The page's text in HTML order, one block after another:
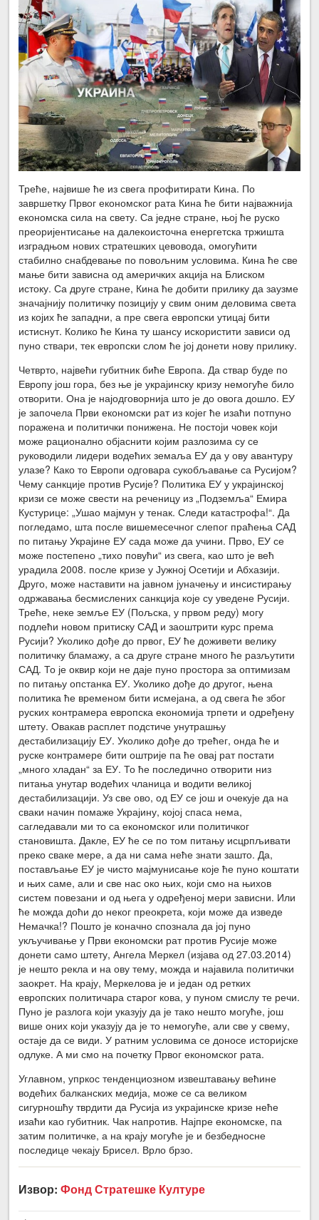
Треће, највише ће из свега профитирати Кина. По
завршетку Првог економског рата Кина ће бити најважнија
економска сила на свету. Са једне стране, њој ће руско
преоријентисање на далекоисточна енергетска тржишта
изградњом нових стратешких цевовода, омогућити
стабилно снабдевање по повољним условима. Кина ће све
мање бити зависна од америчких акција на Блиском
истоку. Са друге стране, Кина ће добити прилику да заузме
значајнију политичку позицију у свим оним деловима света
из којих ће западни, а пре свега европски утицај бити
истиснут. Колико ће Кина ту шансу искористити зависи од
пуно ствари, тек европски слом ће јој донети нову прилику.
Четврто, највећи губитник биће Европа. Да ствар буде по
Европу још гора, без ње је украјинску кризу немогуће било
отворити. Она је најодговорнија што је до овога дошло. ЕУ
је започела Први економски рат из којег ће изаћи потпуно
поражена и политички понижена. Не постоји човек који
може рационално објаснити којим разлозима су се
руководили лидери водећих земаља ЕУ да у ову авантуру
улазе? Како то Европи одговара сукобљавање са Русијом?
Чему санкције против Русије? Политика ЕУ у украјинској
кризи се може свести на реченицу из „Подземља“ Емира
Кустурице: „Ушао мајмун у тенак. Следи катастрофа!“. Да
погледамо, шта после вишемесечног слепог праћења САД
по питању Украјине ЕУ сада може да учини. Прво, ЕУ се
може постепено „тихо повући“ из свега, као што је већ
урадила 2008. после кризе у Јужној Осетији и Абхазији.
Друго, може наставити на јавном јуначењу и инсистирању
одржавања бесмислених санкција које су уведене Русији.
Треће, неке земље ЕУ (Пољска, у првом реду) могу
подлећи новом притиску САД и заоштрити курс према
Русији? Уколико дође до првог, ЕУ ће доживети велику
политичку бламажу, а са друге стране много ће разљутити
САД. То је оквир који не даје пуно простора за оптимизам
по питању опстанка ЕУ. Уколико дође до другог, њена
политика ће временом бити исмејана, а од свега ће због
руских контрамера европска економија трпети и одређену
штету. Овакав расплет подстиче унутрашњу
дестабилизацију ЕУ. Уколико дође до трећег, онда ће и
руске контрамере бити оштрије па ће овај рат постати
„много хладан“ за ЕУ. То ће последично отворити низ
питања унутар водећих чланица и водити великој
дестабилизацији. Уз све ово, од ЕУ се још и очекује да на
сваки начин помаже Украјину, којој спаса нема,
сагледавали ми то са економског или политичког
становишта. Дакле, ЕУ ће се по том питању исцрпљивати
преко сваке мере, а да ни сама неће знати зашто. Да,
постављање ЕУ је чисто мајмунисање које ће пуно коштати
и њих саме, али и све нас око њих, који смо на њихов
систем повезани и од њега у одређеној мери зависни. Или
ће можда доћи до неког преокрета, који може да изведе
Немачка!? Пошто је коначно спознала да јој пуно
укључивање у Први економски рат против Русије може
донети само штету, Ангела Меркел (изјава од 27.03.2014)
је нешто рекла и на ову тему, можда и најавила политички
заокрет. На крају, Меркелова је и један од ретких
европских политичара старог кова, у пуном смислу те речи.
Пуно је разлога који указују да је тако нешто могуће, још
више оних који указују да је то немогуће, али све у свему,
остаје да се види. У ратним условима се доносе историјске
одлуке. А ми смо на почетку Првог економског рата.
Углавном, упркос тенденциозном извештавању већине
водећих балканских медија, може се са великом
сигурношћу тврдити да Русија из украјинске кризе неће
изаћи као губитник. Чак напротив. Најпре економске, па
затим политичке, а на крају могуће је и безбедносне
последице чекају Брисел. Врло брзо.
Извор:Фонд Стратешке Културе